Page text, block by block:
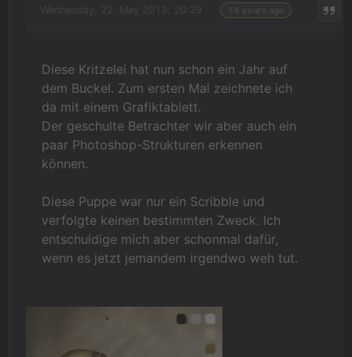
Diese Kritzelei hat nun schon ein Jahr auf
dem Buckel. Zum ersten Mal zeichnete ich
da mit einem Grafiktablett.
Der geschulte Betrachter wir aber auch ein
paar Photoshop-Strukturen erkennen
können.
Diese Puppe war nur ein Scribble und
verfolgte keinen bestimmten Zweck. Ich
entschuldige mich aber schonmal dafür,
wenn es jetzt jemandem irgendwo weh tut.